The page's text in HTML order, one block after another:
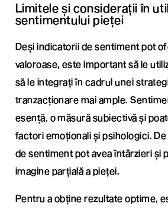
Limitele și considerații în
sentimentului pieței
Deși indicatorii de sentiment pot
valoroase, este important să le
să le integrați în cadrul unei
tranzacționare mai ample.
esență, o măsură subiectivă și
factori emoționali și psihologici.
de sentiment pot avea întârzieri și
imagine parțială a pieței.
Pentru a obține rezultate optime,